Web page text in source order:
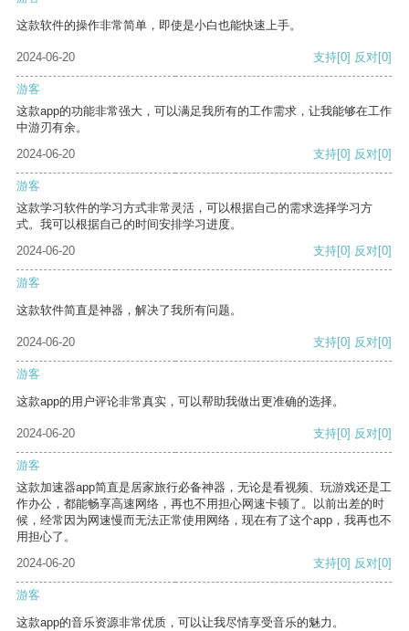
这款软件的操作非常简单，即使是小白也能快速上手。
2024-06-20 支持[0] 反对[0]
游客
这款app的功能非常强大，可以满足我所有的工作需求，让我能够在工作
中游刃有余。
2024-06-20
支持[0] 反对[0]
游客
这款学习软件的学习方式非常灵活，可以根据自己的需求选择学习方
式。我可以根据自己的时间安排学习进度。
2024-06-20
支持[0] 反对[0]
游客
这款软件简直是神器，解决了我所有问题。
2024-06-20 支持[0] 反对[0]
游客
这款app的用户评论非常真实，可以帮助我做出更准确的选择。
2024-06-20 支持[0] 反对[0]
游客
这款加速器app简直是居家旅行必备神器，无论是看视频、玩游戏还是工
作办公，都能畅享高速网络，再也不用担心网速卡顿了。以前出差的时
候，经常因为网速慢而无法正常使用网络，现在有了这个app，我再也不
用担心了。
2024-06-20
支持[0] 反对[0]
游客
这款app的音乐资源非常优质，可以让我尽情享受音乐的魅力。